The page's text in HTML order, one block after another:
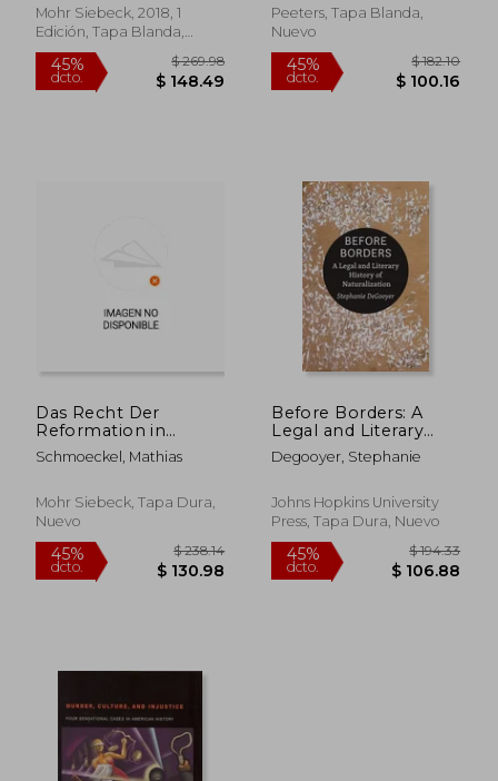
40%
dcto.
Alemán)
Mohr Siebeck, 2018, 1
Edición, Tapa Blanda,
Nuevo
Francés)
Peeters, Tapa Blanda,
Nuevo
Das Recht Der
Reformation in
Frankreich Und Die
Vollendung Des
(en Alemán)
Schmoeckel, Mathias
Mohr Siebeck, Tapa Dura,
Nuevo
Before Borders: A
Legal and Literary
History of
Naturalization (en
Degooyer, Stephanie
Johns Hopkins University
Press, Tapa Dura, Nuevo